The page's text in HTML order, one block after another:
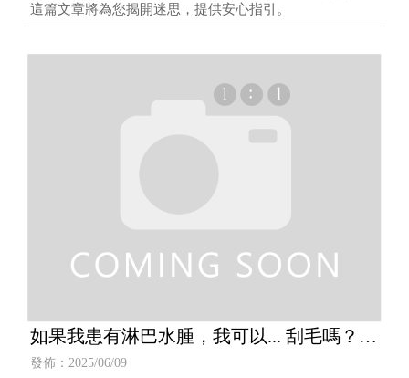
這篇文章將為您揭開迷思，提供安心指引。
如果我患有淋巴水腫，我可以... 刮毛嗎？坐
熱水澡或曬太陽嗎？
發佈：2025/06/09